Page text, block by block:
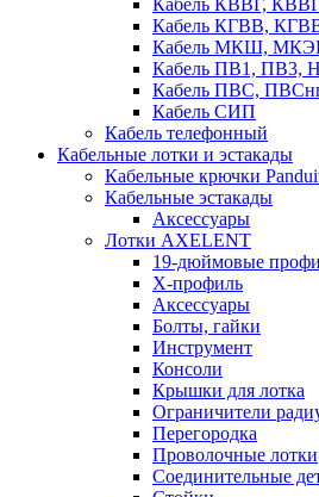
Кабель КГВВ,
Кабель МКШ,
Кабель ПВ1, ПВ3,
Кабель ПВС,
Кабель СИП
Кабель телефонный
Кабельные лотки и эстакады
Кабельные крючки
Кабельные эстакады
Аксессуары
Лотки AXELENT
19-дюймовые
X-профиль
Аксессуары
Болты, гайки
Инструмент
Консоли
Крышки для лотка
Ограничители
Перегородка
Проволочные лотки
Соединительные